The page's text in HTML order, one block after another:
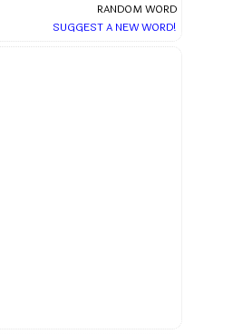
RANDOM WORD
SUGGEST A NEW WORD!